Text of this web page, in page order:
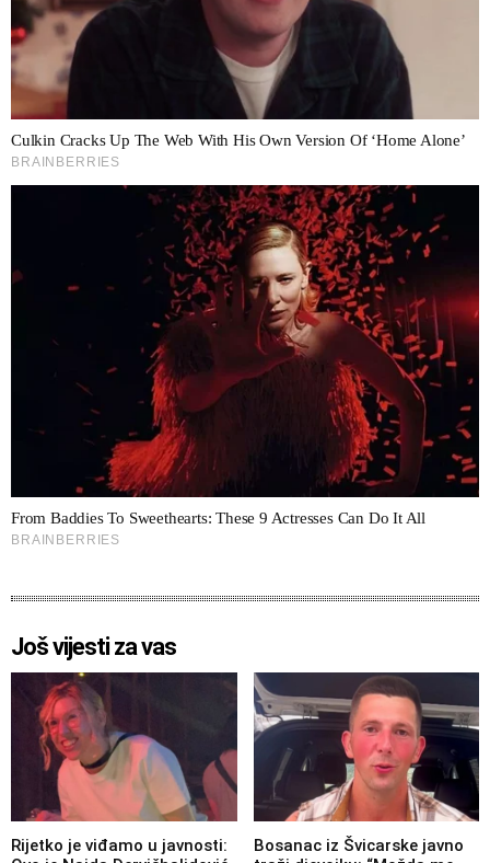
Još vijesti za vas
Rijetko je viđamo u javnosti:
Bosanac iz Švicarske javno